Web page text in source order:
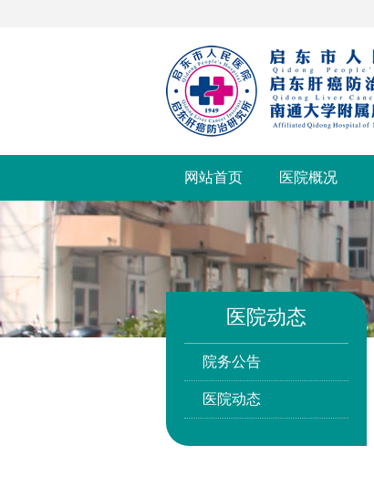
网站首页 医院概况
医院动态
院务公告
医院动态